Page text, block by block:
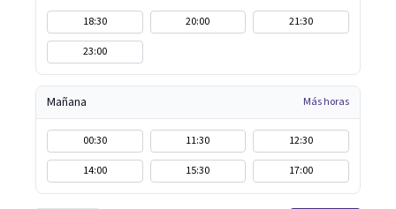
18:30 20:00
21:30
23:00
Mañana Más horas
00:30 11:30
12:30
14:00
15:30 17:00